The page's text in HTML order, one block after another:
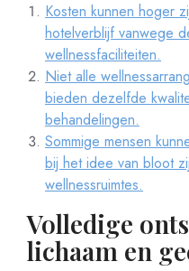
Kosten kunnen hoger
hotelverblijf vanwege
wellnessfaciliteiten.
Niet alle
bieden dezelfde
behandelingen.
Sommige mensen
bij het idee van bloot
wellnessruimtes.
Volledige
lichaam en